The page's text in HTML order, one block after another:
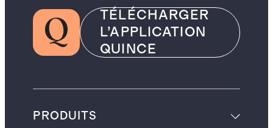
TÉLÉCHARGER
L’APPLICATION
QUINCE
PRODUITS